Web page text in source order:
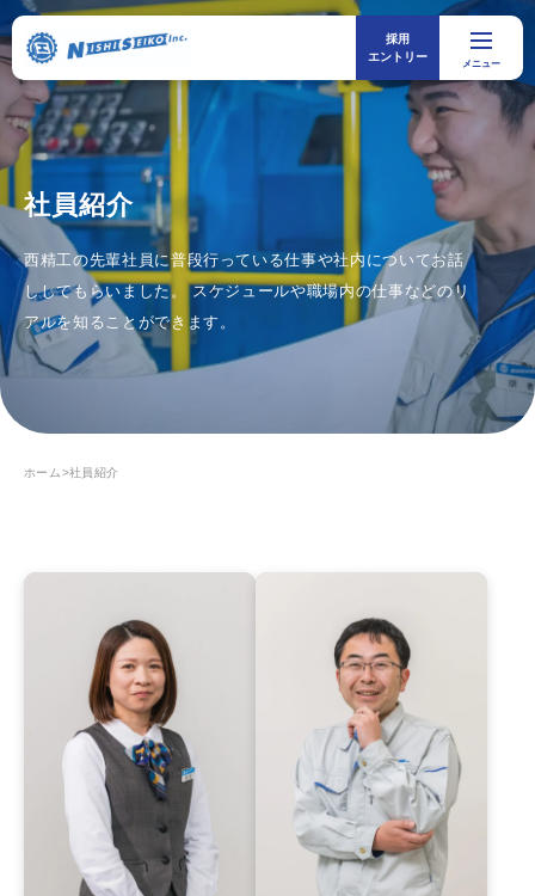
採用
エントリー
メニ
メニュー
社員紹介
西精工の先輩社員に普段行っている仕事や社内についてお話
ししてもらいました。 スケジュールや職場内の仕事などのリ
アルを知ることができます。
ホーム>社員紹介